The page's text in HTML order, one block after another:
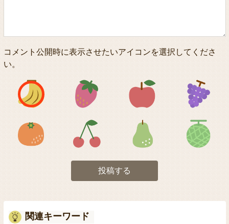
コメント公開時に表示させたいアイコンを選択してくださ
い。
アイコン1 アイコン2 アイコン3
アイコン5 アイコン6 アイコン7
投稿する
関連キーワード